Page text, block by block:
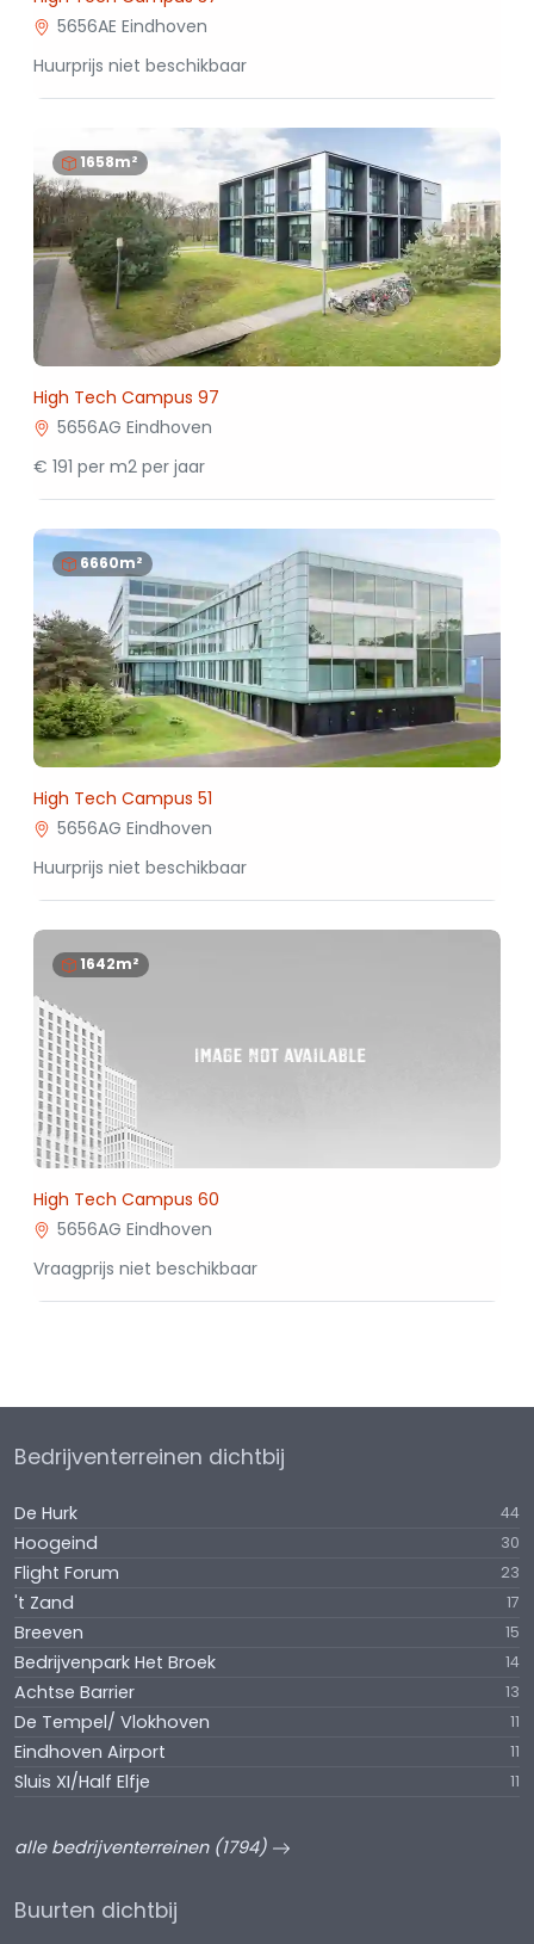
5656AE Eindhoven
Huurprijs niet beschikbaar
1658m²
High Tech Campus 97
5656AG Eindhoven
€ 191 per m2 per jaar
6660m²
High Tech Campus 51
5656AG Eindhoven
Huurprijs niet beschikbaar
1642m²
High Tech Campus 60
5656AG Eindhoven
Vraagprijs niet beschikbaar
Bedrijventerreinen dichtbij
De Hurk 44
Hoogeind 30
Flight Forum 23
't Zand 17
Breeven 15
Bedrijvenpark Het Broek 14
Achtse Barrier 13
De Tempel/ Vlokhoven 11
Eindhoven Airport 11
Sluis XI/Half Elfje 11
alle bedrijventerreinen (1794)
Buurten dichtbij